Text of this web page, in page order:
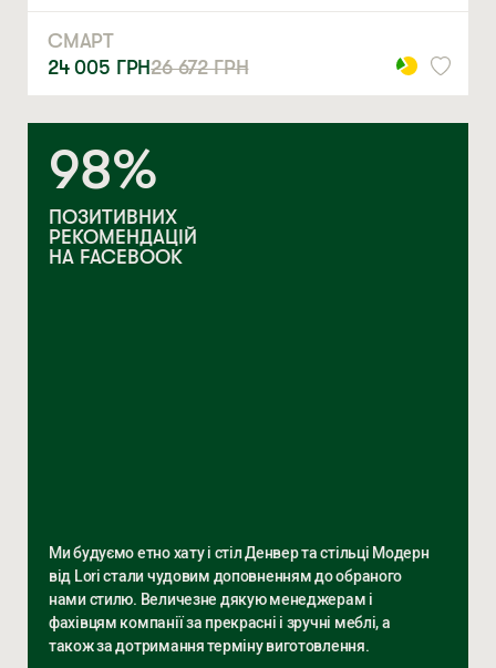
СМАРТ
24 005 ГРН26 672ГРН
98%
ПОЗИТИВНИХ
РЕКОМЕНДАЦІЙ
НА FACEBOOK
Ми будуємо етно хату і стіл Денвер та стільці Модерн
від Lori стали чудовим доповненням до обраного
нами стилю. Величезне дякую менеджерам і
фахівцям компанії за прекрасні і зручні меблі, а
також за дотримання терміну виготовлення.